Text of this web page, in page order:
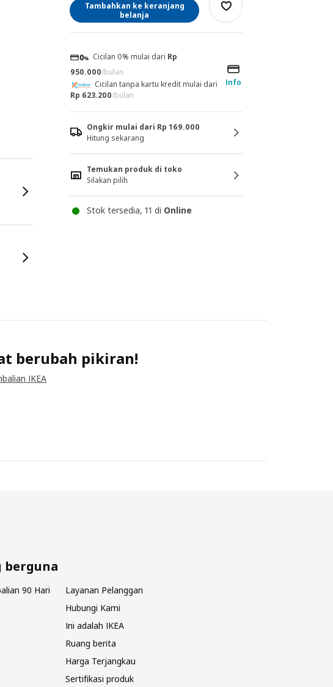
Tambahkan ke keranjang
belanja
Cicilan 0% mulai dari Rp
950.000/bulan
Info
Cicilan tanpa kartu kredit mulai dari
Rp 623.200/bulan
Ongkir mulai dari Rp 169.000
Hitung sekarang
Temukan produk di toko
Silakan pilih
Stok tersedia, 11 di Online
berubah pikiran!
IKEA
berguna
90 Hari
Layanan Pelanggan
Hubungi Kami
Ini adalah IKEA
Ruang berita
Harga Terjangkau
Sertifikasi produk